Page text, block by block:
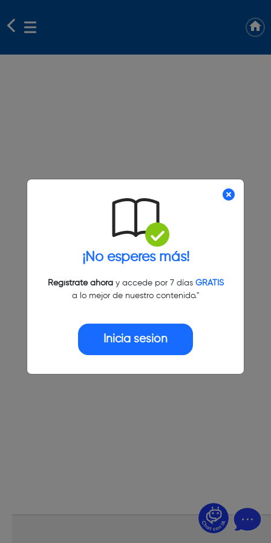
¡No esperes más!
Regístrate ahoray accede por 7 días GRATIS
a lo mejor de nuestro contenido."
Inicia sesión